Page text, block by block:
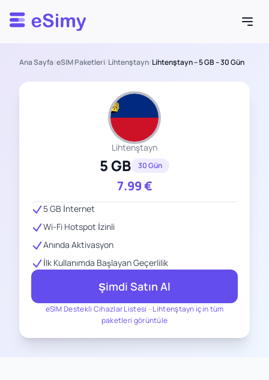
Esimy
Ana Sayfa/eSIM Paketleri/Lihtenştayn/Lihtenştayn – 5 GB – 30 Gün
Lihtenştayn
5 GB 30 Gün
7.99€
eSIM Destekli Cihazlar Listesi - Lihtenştayn için tüm
paketleri görüntüle
5 GB İnternet
Wi-Fi Hotspot İzinli
Anında Aktivasyon
İlk Kullanımda Başlayan Geçerlilik
Şimdi Satın Al